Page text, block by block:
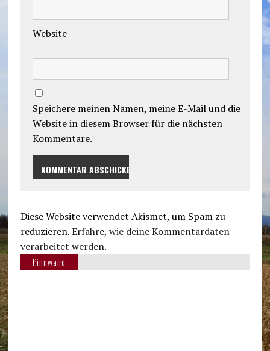
Website
Speichere meinen Namen, meine E-Mail und die
Website in diesem Browser für die nächsten
Kommentare.
Diese Website verwendet Akismet, um Spam zu
reduzieren.Erfahre, wie deine Kommentardaten
verarbeitet werden.
Pinnwand